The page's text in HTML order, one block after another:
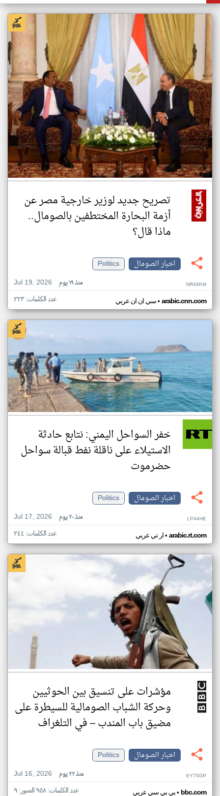
تصريح جديد لوزير خارجية مصر عن
أزمة البحارة المختطفين بالصومال..
ماذا قال؟
اخبار الصومال
Politics
Jul 19, 2026
منذ ١٩ يوم NR49KM
سي ان ان عربي• arabic.cnn.com عدد الكلمات: ٢٢٣
خفر السواحل اليمني: نتابع حادثة
الاستيلاء على ناقلة نفط قبالة سواحل
حضرموت
اخبار الصومال
Politics
Jul 17, 2026
منذ ٢٠ يوم LP44HE
ار تي عربي• arabic.rt.com عدد الكلمات: ٢٤٤
مؤشرات على تنسيق بين الحوثيين
وحركة الشباب الصومالية للسيطرة على
مضيق باب المندب – في التلغراف
اخبار الصومال
Politics
Jul 16, 2026
منذ ٢٢ يوم EY75GP
بي بي سي عربي• bbc.com عدد الكلمات: ٩٥٨ الصور: ٩